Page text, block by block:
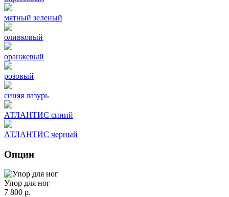
мятный зеленый
оливковый
оранжевый
розовый
синяя лазурь
АТЛАНТИС синий
АТЛАНТИС черный
Опции
Упор для ног
7 800 р.